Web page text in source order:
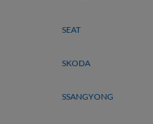
SEAT
SKODA
SSANGYONG